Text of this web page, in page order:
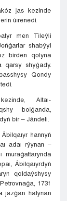
jas kezinde
úırenedi.
men Tileýli
shabýyl
birden qolyna
qarsy shyǵady.
Qondy
Altaı-
bolǵanda,
bir – Jándeli.
hannyń
adaı rýynan –
muraǵattarynda
Ábilqaıyrdyń
qoldaýshysy
1731
jazǵan hatynan